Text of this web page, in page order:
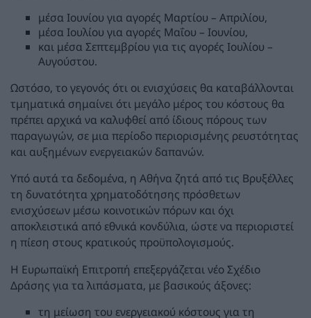
μέσα Ιουνίου για αγορές Μαρτίου – Απριλίου,
μέσα Ιουλίου για αγορές Μαΐου – Ιουνίου,
και μέσα Σεπτεμβρίου για τις αγορές Ιουλίου –
Αυγούστου.
Ωστόσο, το γεγονός ότι οι ενισχύσεις θα καταβάλλονται
τμηματικά σημαίνει ότι μεγάλο μέρος του κόστους θα
πρέπει αρχικά να καλυφθεί από ίδιους πόρους των
παραγωγών, σε μια περίοδο περιορισμένης ρευστότητας
και αυξημένων ενεργειακών δαπανών.
Υπό αυτά τα δεδομένα, η Αθήνα ζητά από τις Βρυξέλλες
τη δυνατότητα χρηματοδότησης πρόσθετων
ενισχύσεων μέσω κοινοτικών πόρων και όχι
αποκλειστικά από εθνικά κονδύλια, ώστε να περιοριστεί
η πίεση στους κρατικούς προϋπολογισμούς.
Η Ευρωπαϊκή Επιτροπή επεξεργάζεται νέο Σχέδιο
Δράσης για τα λιπάσματα, με βασικούς άξονες:
τη μείωση του ενεργειακού κόστους για τη